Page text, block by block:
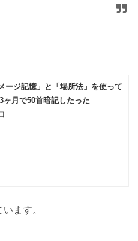
ージ記憶」と「場所法」を使って
ヶ月で50首暗記したった
ます。